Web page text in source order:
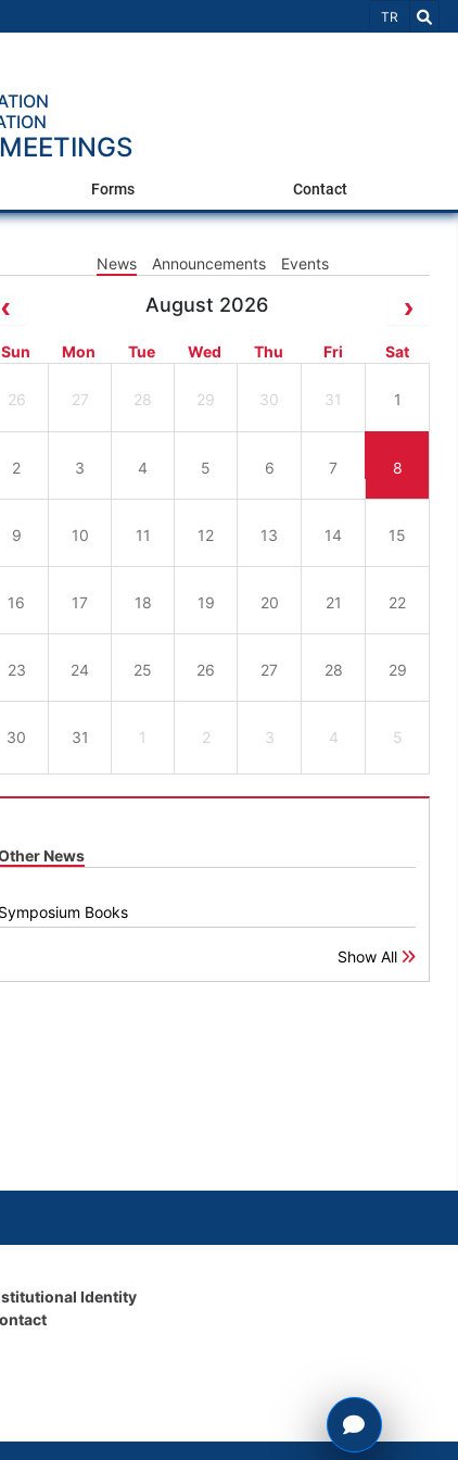
Select
TR
Forms Contact
News Announcements Events
August 2026
Sun Mon Tue Wed Thu Fri Sat
26 27 28 29 30 31 1
2 3 4 5 6 7 8
9 10 11 12 13 14 15
16 17 18 19 20 21 22
23 24 25 26 27 28 29
30 31 1 2 3 4 5
News
Symposium Books
Show All
Identity